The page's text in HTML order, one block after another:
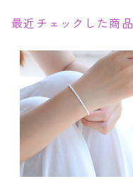
最近チェックした商品